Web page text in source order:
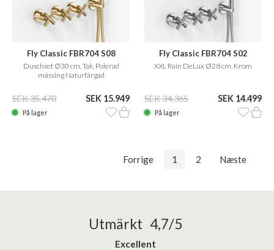
Fly Classic FBR704 S08
Duschset Ø30 cm, Tak, Polerad
mässing Naturfärgad
SEK 35.470 SEK 15.949
På lager
Fly Classic FBR704 S02
XXL Rain DeLux Ø28 cm, Krom
SEK 34.365 SEK 14.499
På lager
Forrige 1 2 Næste
Utmärkt 4,7/5
Excellent